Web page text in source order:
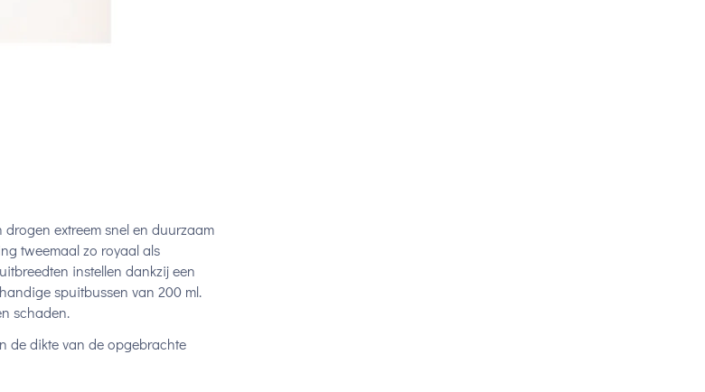
extreem snel en duurzaam
tweemaal zo royaal als
instellen dankzij een
spuitbussen van 200 ml.
schaden.
de dikte van de opgebrachte